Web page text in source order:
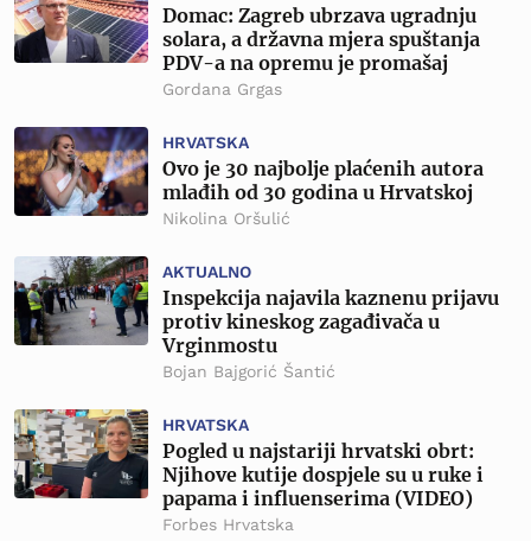
Domac: Zagreb ubrzava ugradnju
solara, a državna mjera spuštanja
PDV-a na opremu je promašaj
Gordana Grgas
HRVATSKA
Ovo je 30 najbolje plaćenih autora
mlađih od 30 godina u Hrvatskoj
Nikolina Oršulić
AKTUALNO
Inspekcija najavila kaznenu prijavu
protiv kineskog zagađivača u
Vrginmostu
Bojan Bajgorić Šantić
HRVATSKA
Pogled u najstariji hrvatski obrt:
Njihove kutije dospjele su u ruke i
papama i influenserima (VIDEO)
Forbes Hrvatska